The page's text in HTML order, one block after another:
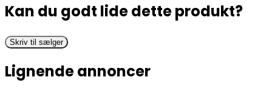
Kan du godt lide dette produkt?
Skriv til sælger
Lignende annoncer